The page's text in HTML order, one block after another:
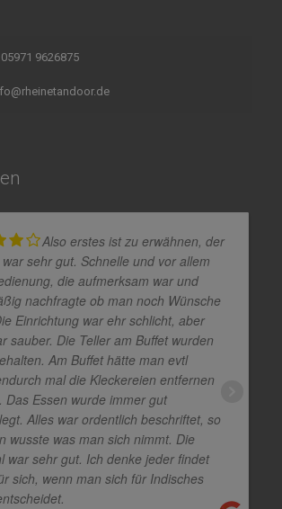
9626875
Also erstes ist zu erwähnen, der
sehr gut. Schnelle und vor allem
die aufmerksam war und
nachfragte ob man noch Wünsche
Einrichtung war ehr schlicht, aber
sauber. Die Teller am Buffet wurden
Am Buffet hätte man evtl
mal die Kleckereien entfernen
Das Essen wurde immer gut
Alles war ordentlich beschriftet, so
wusste was man sich nimmt. Die
war sehr gut. Ich denke jeder findet
sich, wenn man sich für Indisches